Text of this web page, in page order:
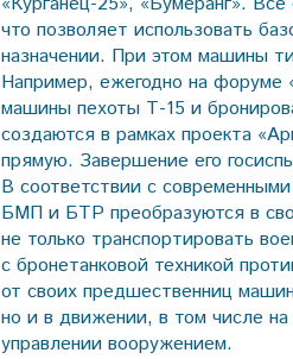
что позволяет использовать
назначении. При этом машины
Например, ежегодно на форуме
машины пехоты Т-15 и
создаются в рамках проекта
прямую. Завершение его
В соответствии с
БМП и БТР преобразуются в
не только транспортировать
с бронетанковой техникой
от своих предшественниц
но и в движении, в том числе
управлении вооружением.